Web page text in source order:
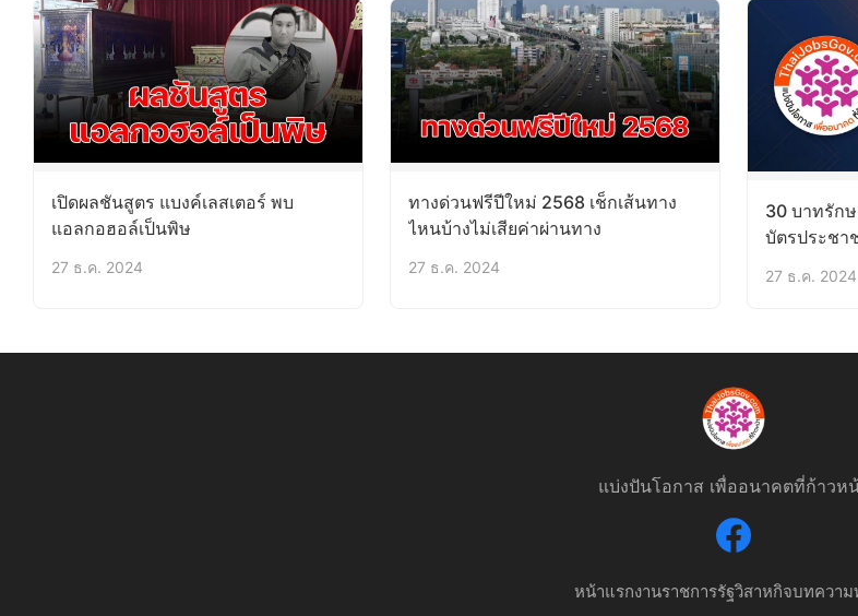
เปิดผลชันสูตร แบงค์เลสเตอร์ พบ
แอลกอฮอล์เป็นพิษ
27 ธ.ค. 2024
ทางด่วนฟรีปีใหม่ 2568 เช็กเส้นทาง
ไหนบ้างไม่เสียค่าผ่านทาง
27 ธ.ค. 2024
30 บาทรัก
บัตรประชา
27 ธ.ค. 2024
แบ่งปันโอกาส เพื่ออนาคตที่ก้าวห
หน้าแรกงานราชการรัฐวิสาหกิจบทความ